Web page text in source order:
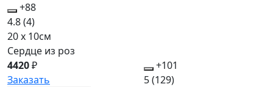
+88
4.8(4)
20 x 10см
Сердце из роз
4420₽
Заказать
+101
5(129)